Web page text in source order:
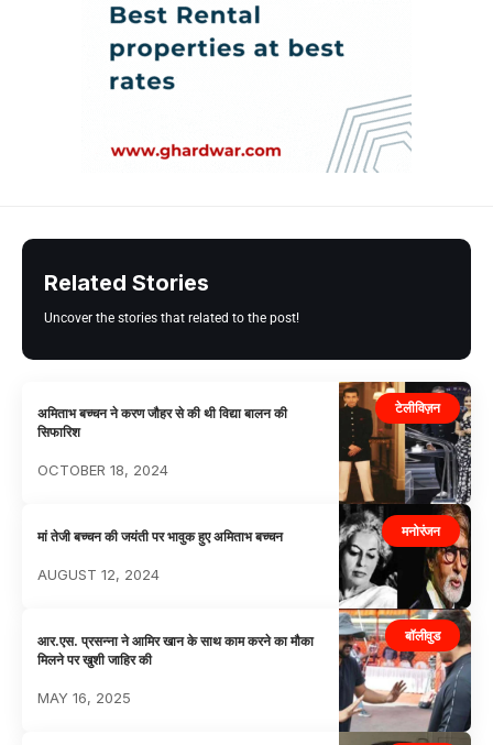
Related Stories
Uncover the stories that related to the post!
टेलीविज़न
अमिताभ बच्चन ने करण जौहर से की थी विद्या बालन की
सिफारिश
OCTOBER 18, 2024
मनोरंजन
मां तेजी बच्चन की जयंती पर भावुक हुए अमिताभ बच्चन
AUGUST 12, 2024
बॉलीवुड
आर.एस. प्रसन्ना ने आमिर खान के साथ काम करने का मौका
मिलने पर खुशी जाहिर की
MAY 16, 2025